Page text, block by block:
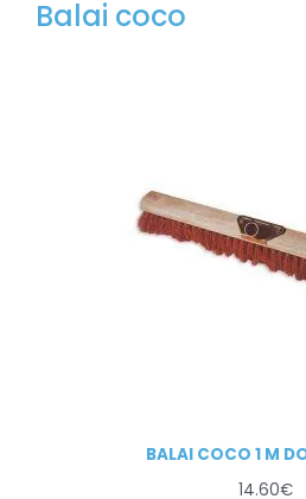
Balai coco
BALAI COCO 1 M
14.60€